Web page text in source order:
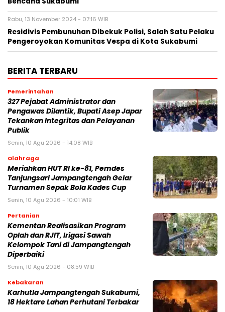
Rabu, 13 November 2024 - 07:16 WIB
Residivis Pembunuhan Dibekuk Polisi, Salah Satu Pelaku
Pengeroyokan Komunitas Vespa di Kota Sukabumi
BERITA TERBARU
Pemerintahan
327 Pejabat Administrator dan
Pengawas Dilantik, Bupati Asep Japar
Tekankan Integritas dan Pelayanan
Publik
Senin, 10 Agu 2026 - 14:08 WIB
Olahraga
Meriahkan HUT RI ke-81, Pemdes
Tanjungsari Jampangtengah Gelar
Turnamen Sepak Bola Kades Cup
Senin, 10 Agu 2026 - 10:01 WIB
Pertanian
Kementan Realisasikan Program
Oplah dan RJIT, Irigasi Sawah
Kelompok Tani di Jampangtengah
Diperbaiki
Senin, 10 Agu 2026 - 08:59 WIB
Kebakaran
‎Karhutla Jampangtengah Sukabumi,
18 Hektare Lahan Perhutani Terbakar